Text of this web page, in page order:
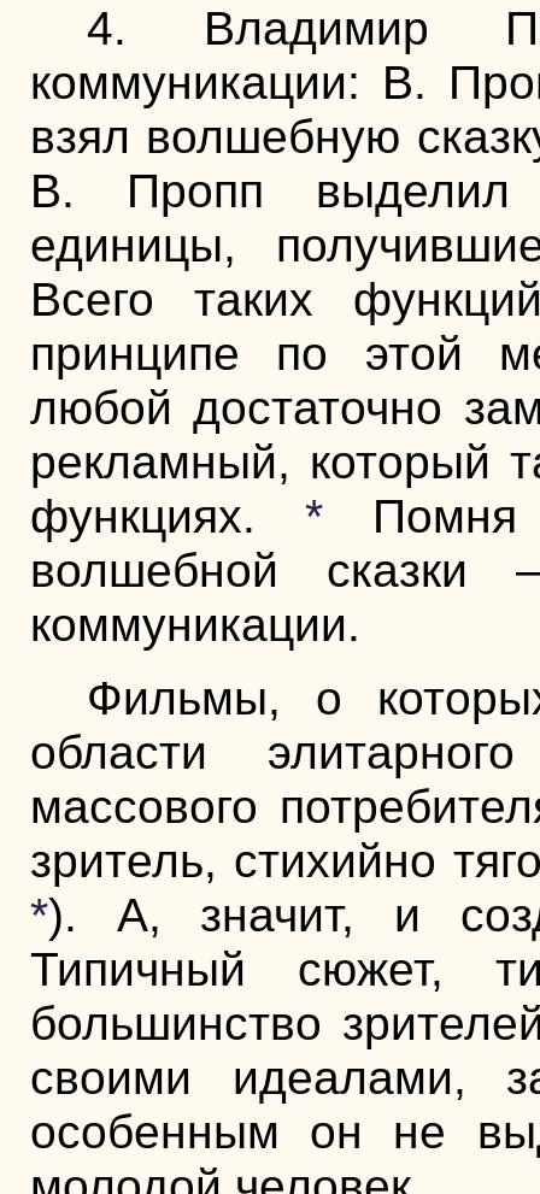
4. Владимир
коммуникации: В.
взял волшебную
В. Пропп выделил
единицы,
Всего таких
принципе по этой
любой достаточно
рекламный, который
функциях. * Помня
волшебной сказки
коммуникации.
Фильмы, о
области
массового
зритель, стихийно
*). А, значит, и
Типичный сюжет,
большинство
своими идеалами,
особенным он не